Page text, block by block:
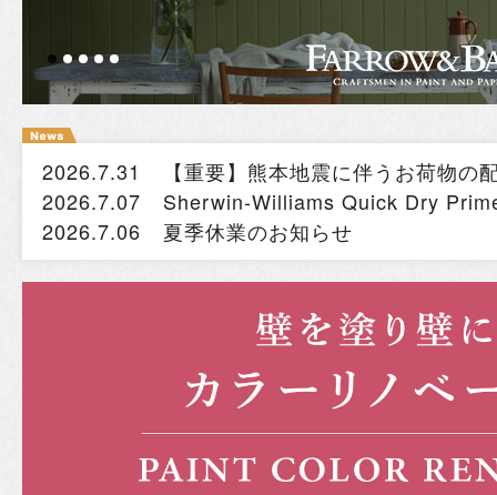
2026.7.31
【重要】熊本地震に伴うお荷物の
2026.7.07
Sherwin-Williams Quick Dry
2026.7.06
夏季休業のお知らせ